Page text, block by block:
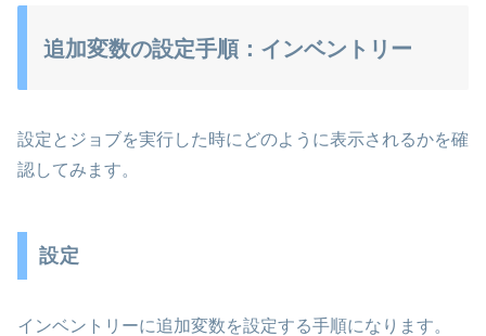
追加変数の設定手順：インベントリー
設定とジョブを実行した時にどのように表示されるかを確
認してみます。
設定
インベントリーに追加変数を設定する手順になります。